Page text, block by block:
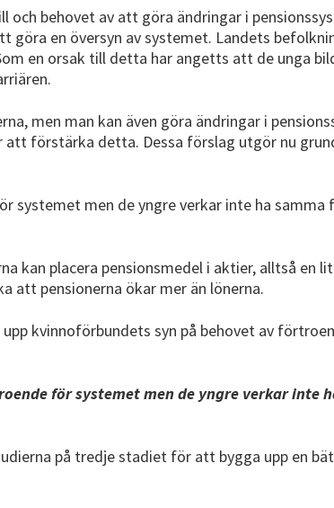
och behovet av att göra ändringar i
en översyn av systemet. Landets
en orsak till detta har angetts att de unga
men man kan även göra ändringar i
förstärka detta. Dessa förslag utgör nu
men de yngre verkar inte ha
kan placera pensionsmedel i aktier, alltså en
att pensionerna ökar mer än lönerna.
kvinnoförbundets syn på behovet av
för systemet men de yngre verkar inte
på tredje stadiet för att bygga upp en